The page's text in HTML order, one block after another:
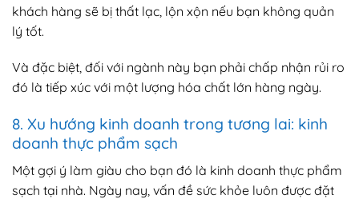
khách hàng sẽ bị thất lạc, lộn xộn nếu bạn không quản
lý tốt.
Và đặc biệt, đối với ngành này bạn phải chấp nhận rủi ro
đó là tiếp xúc với một lượng hóa chất lớn hàng ngày.
8. Xu hướng kinh doanh trong tương lai: kinh
doanh thực phẩm sạch
Một gợi ý làm giàu cho bạn đó là kinh doanh thực phẩm
sạch tại nhà. Ngày nay, vấn đề sức khỏe luôn được đặt